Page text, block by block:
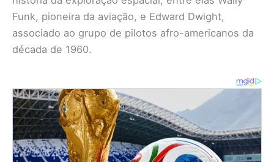
Funk, pioneira da aviação, e Edward Dwight,
associado ao grupo de pilotos afro-americanos da
década de 1960.